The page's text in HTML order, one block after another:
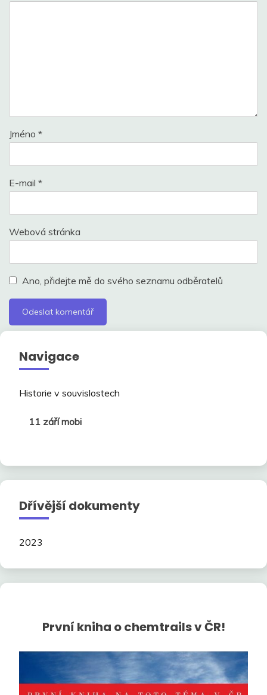
Jméno *
E-mail *
Webová stránka
Ano, přidejte mě do svého seznamu odběratelů
Navigace
Historie v souvislostech
11 září mobi
Dřívější dokumenty
2023
První kniha o chemtrails v ČR!